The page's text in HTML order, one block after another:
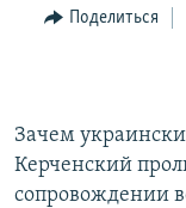
ВернутсяИНТЕРАКТИВ
СОВЕТЫ
ПРОПАВШИЕ БЕЗ
РАДІО СВОБОДА
Українською
Qırımtatar
Поделиться
Зачем
Керченский
сопровождении